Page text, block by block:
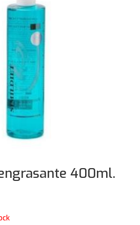
400ml.